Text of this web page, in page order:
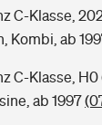
C-Klasse,
Kombi, ab
C-Klasse, H0
ab 1997